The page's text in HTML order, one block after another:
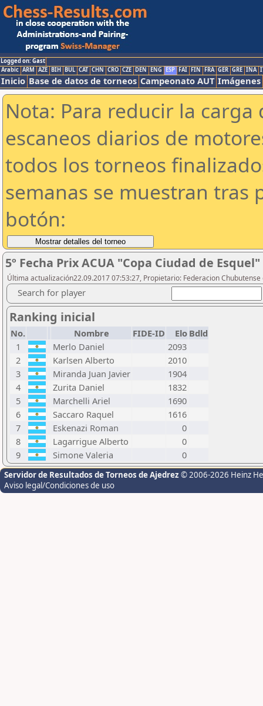
Logged on: Gast
Arabic ARM AZE BIH BUL CAT CHN CRO CZE DEN ENG ESP FAI FIN FRA GER GRE INA
Inicio Base de datos de torneos Campeonato AUT Imágenes
Nota: Para reducir la
escaneos diarios de
todos los torneos
semanas se muestran tras
botón:
5º Fecha Prix ACUA "Copa Ciudad de
Última actualización22.09.2017 07:53:27, Propietario: Federacion
Search for player
Ranking inicial
No. Nombre FIDE-ID Elo Bdld
1
Merlo Daniel
2093
2
Karlsen Alberto
2010
3
Miranda Juan Javier
1904
4
Zurita Daniel
1832
5
Marchelli Ariel
1690
6
Saccaro Raquel
1616
7
Eskenazi Roman
0
8
Lagarrigue Alberto
0
9
Simone Valeria 0
Servidor de Resultados de Torneos de Ajedrez © 2006-2026 Heinz
Aviso legal/Condiciones de uso